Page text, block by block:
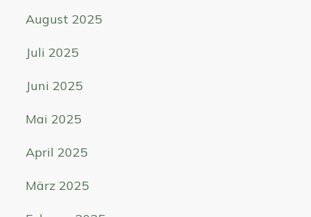
August 2025
Juli 2025
Juni 2025
Mai 2025
April 2025
März 2025